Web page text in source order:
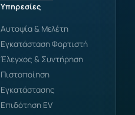
Υπηρεσίες
Αυτοψία & Μελέτη
Εγκατάσταση Φορτιστή
Έλεγχος & Συντήρηση
Πιστοποίηση
Εγκατάστασης
Επιδότηση EV